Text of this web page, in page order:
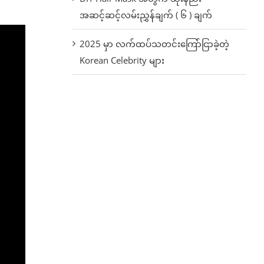
အဆင့်ဆင့်လမ်းညွှန်ချက် ( ၆ ) ချက်
2025 မှာ လက်ထပ်သတင်းကြော်ငြာခဲ့တဲ့
Korean Celebrity များ